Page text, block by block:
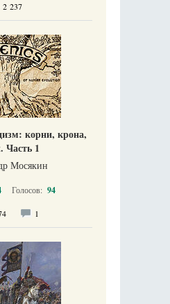
2 237
корни, крона,
Часть 1
Мосякин
Голосов: 94
1